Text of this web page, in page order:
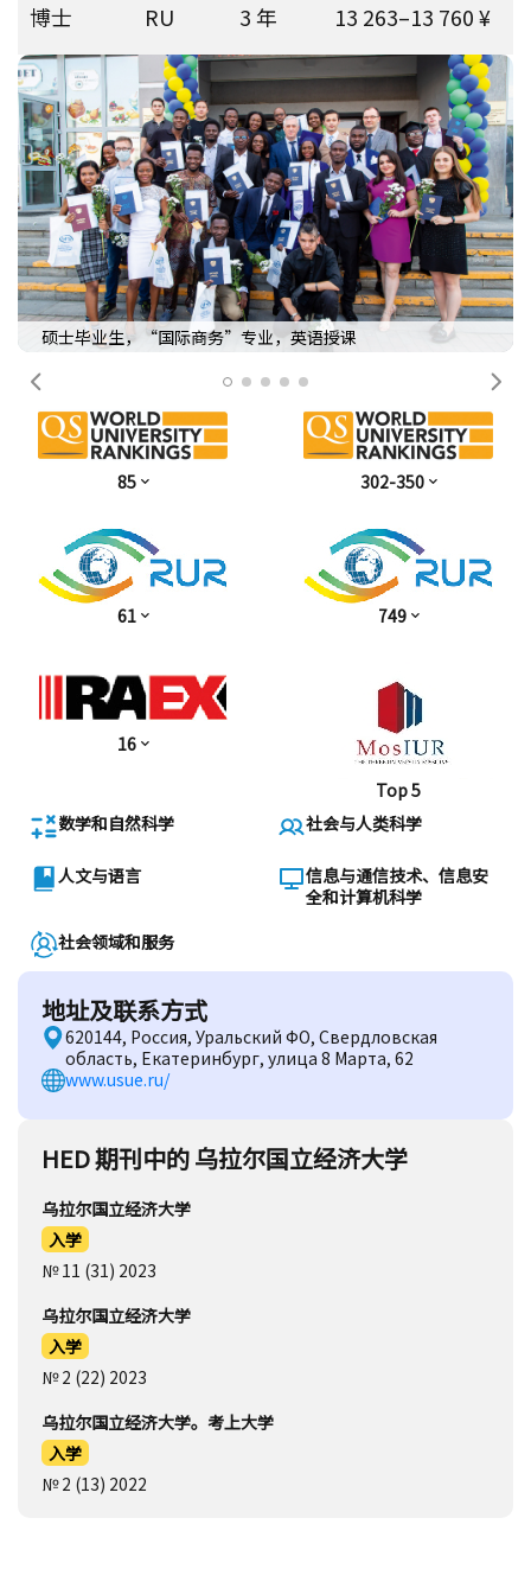
博士 RU 3 年 13 263–13 760 ¥
硕士毕业生，“国际商务”专业，英语授课
前一个 下
85 302-350
61 749
16
Top 5
数学和自然科学
社会与人类科学
人文与语言
信息与通信技术、信息安
全和计算机科学
社会领域和服务
地址及联系方式
620144, Россия, Уральский ФО, Свердловская
область, Екатеринбург, улица 8 Марта, 62
www.usue.ru/
HED 期刊中的 乌拉尔国立经济大学
乌拉尔国立经济大学
入学
№ 11 (31) 2023
乌拉尔国立经济大学
入学
№ 2 (22) 2023
乌拉尔国立经济大学。考上大学
入学
№ 2 (13) 2022